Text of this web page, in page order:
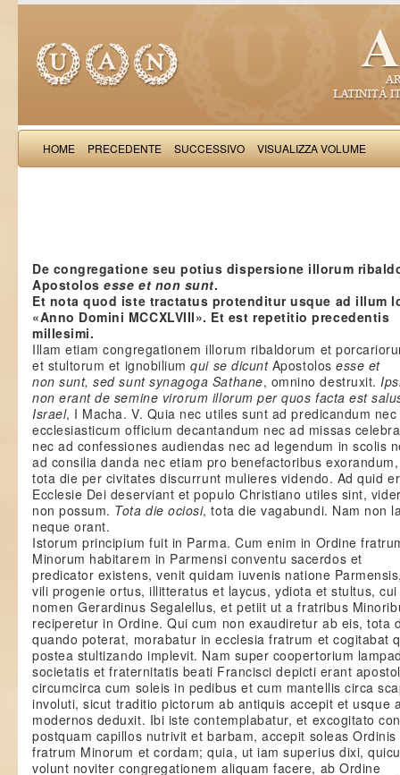
HOME PRECEDENTE SUCCESSIVO VISUALIZZA VOLUME
De congregatione seu potius dispersione illorum
Apostolosesse et non sunt.
Et nota quod iste tractatus protenditur usque ad illum
«Anno Domini MCCXLVIII». Et est repetitio precedentis
millesimi.
Illam etiam congregationem illorum ribaldorum et
et stultorum et ignobiliumqui se dicuntApostolosesse et
non sunt, sed sunt synagoga Sathane, omnino destruxit.
non erant de semine virorum illorum per quos facta est
Israel, I Macha. V. Quia nec utiles sunt ad predicandum
ecclesiasticum officium decantandum nec ad missas
nec ad confessiones audiendas nec ad legendum in scolis
ad consilia danda nec etiam pro benefactoribus
tota die per civitates discurrunt mulieres videndo. Ad quid
Ecclesie Dei deserviant et populo Christiano utiles sint,
non possum. Tota die ociosi, tota die vagabundi. Nam non
neque orant.
Istorum principium fuit in Parma. Cum enim in Ordine
Minorum habitarem in Parmensi conventu sacerdos et
predicator existens, venit quidam iuvenis natione
vili progenie ortus, illitteratus et laycus, ydiota et stultus, cui
nomen Gerardinus Segalellus, et petiit ut a fratribus
reciperetur in Ordine. Qui cum non exaudiretur ab eis, tota
quando poterat, morabatur in ecclesia fratrum et cogitabat
postea stultizando implevit. Nam super coopertorium
societatis et fraternitatis beati Francisci depicti erant
circumcirca cum soleis in pedibus et cum mantellis circa
involuti, sicut traditio pictorum ab antiquis accepit et usque
modernos deduxit. Ibi iste contemplabatur, et excogitato
postquam capillos nutrivit et barbam, accepit soleas Ordinis
fratrum Minorum et cordam; quia, ut iam superius dixi,
volunt noviter congregationem aliquam facere, ab Ordine